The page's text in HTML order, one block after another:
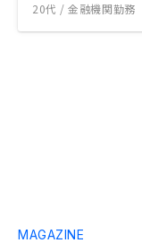
20代 / 金融機関勤務
MAGAZINE